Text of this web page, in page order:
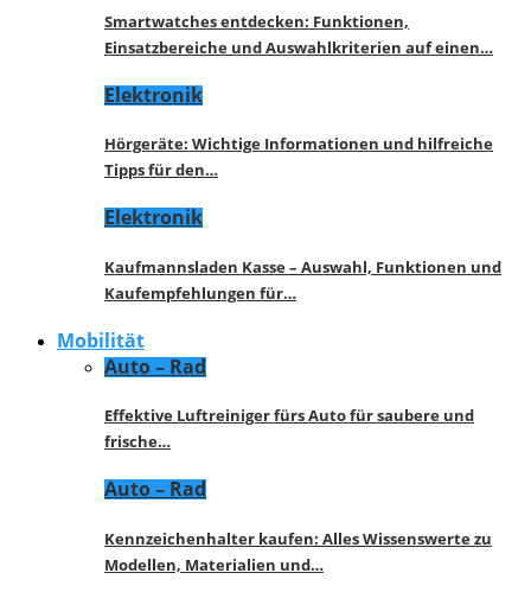
Smartwatches entdecken: Funktionen,
Einsatzbereiche und Auswahlkriterien auf einen…
Elektronik
Hörgeräte: Wichtige Informationen und hilfreiche
Tipps für den…
Elektronik
Kaufmannsladen Kasse – Auswahl, Funktionen und
Kaufempfehlungen für…
Mobilität
Auto – Rad
Effektive Luftreiniger fürs Auto für saubere und
frische…
Auto – Rad
Kennzeichenhalter kaufen: Alles Wissenswerte zu
Modellen, Materialien und…